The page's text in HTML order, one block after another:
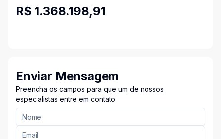
R$ 1.368.198,91
Enviar Mensagem
Preencha os campos para que um de nossos
especialistas entre em contato